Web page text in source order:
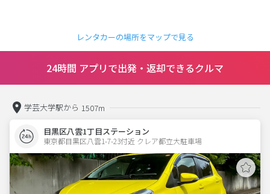
レンタカーの場所をマップで見る
24時間 アプリで出発・返却できるクルマ
学芸大学駅から 1507m
目黒区八雲1丁目ステーション
東京都目黒区八雲1-7-23付近 クレア都立大駐車場